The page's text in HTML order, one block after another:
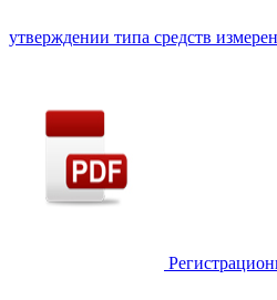
утверждении типа средств